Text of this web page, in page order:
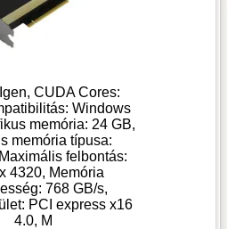
CUDA Cores:
Windows
memória: 24 GB,
memória típusa:
felbontás:
4320, Memória
768 GB/s,
PCI express x16
4.0, M